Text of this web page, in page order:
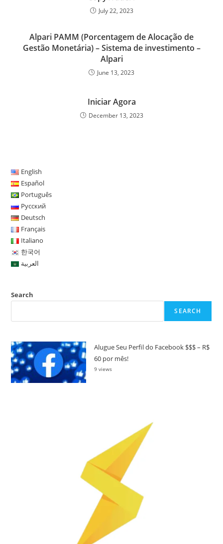
July 22, 2023
Alpari PAMM (Porcentagem de Alocação de
Gestão Monetária) – Sistema de investimento –
Alpari
June 13, 2023
Iniciar Agora
December 13, 2023
English
Español
Português
Русский
Deutsch
Français
Italiano
한국어
العربية
Search
SEARCH
Alugue Seu Perfil do Facebook $$$ – R$
60 por mês!
9 views